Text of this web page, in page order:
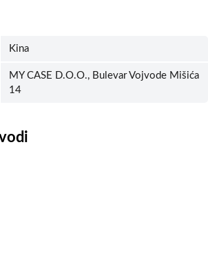
Kina
MY CASE D.O.O., Bulevar Vojvode Mišića
14